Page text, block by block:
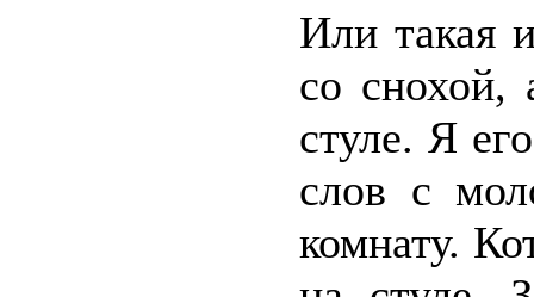
Или такая
со снохой,
стуле. Я
слов с
комнату.